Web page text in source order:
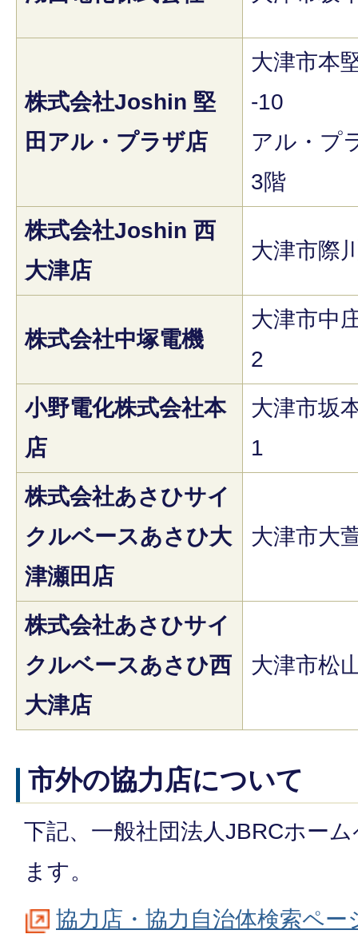
株式会社Joshin 堅
田アル・プラザ店
大津市本
-10
アル・プ
3階
株式会社Joshin 西
大津店
大津市際
株式会社中塚電機
大津市中
2
小野電化株式会社本
店
大津市坂
1
株式会社あさひサイ
クルベースあさひ大
津瀬田店
大津市大
株式会社あさひサイ
クルベースあさひ西
大津店
大津市松
市外の協力店について
下記、一般社団法人JBRCホー
ます。
協力店・協力自治体検索ペー